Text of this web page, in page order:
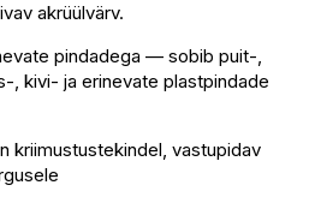
akrüülvärv.
pindadega — sobib puit-,
, kivi- ja erinevate plastpindade
kriimustustekindel, vastupidav